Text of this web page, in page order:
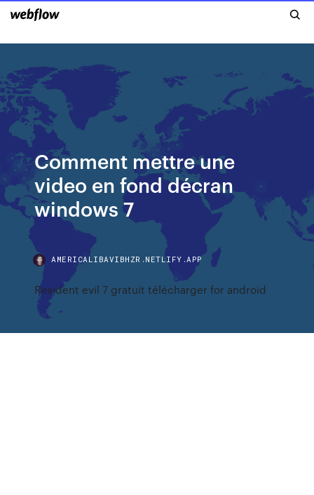
Comment mettre une
video en fond décran
windows 7
AMERICALIBAVIBHZR.NETLIFY.APP
Resident evil 7 gratuit télécharger for android